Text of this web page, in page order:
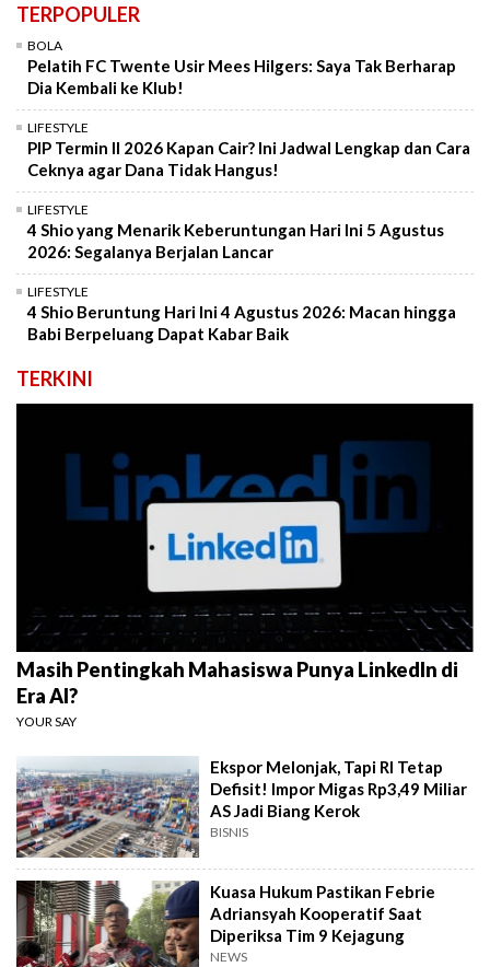
TERPOPULER
BOLA
Pelatih FC Twente Usir Mees Hilgers: Saya Tak Berharap
Dia Kembali ke Klub!
LIFESTYLE
PIP Termin II 2026 Kapan Cair? Ini Jadwal Lengkap dan Cara
Ceknya agar Dana Tidak Hangus!
LIFESTYLE
4 Shio yang Menarik Keberuntungan Hari Ini 5 Agustus
2026: Segalanya Berjalan Lancar
LIFESTYLE
4 Shio Beruntung Hari Ini 4 Agustus 2026: Macan hingga
Babi Berpeluang Dapat Kabar Baik
TERKINI
Masih Pentingkah Mahasiswa Punya LinkedIn di
Era AI?
YOUR SAY
Ekspor Melonjak, Tapi RI Tetap
Defisit! Impor Migas Rp3,49 Miliar
AS Jadi Biang Kerok
BISNIS
Kuasa Hukum Pastikan Febrie
Adriansyah Kooperatif Saat
Diperiksa Tim 9 Kejagung
NEWS